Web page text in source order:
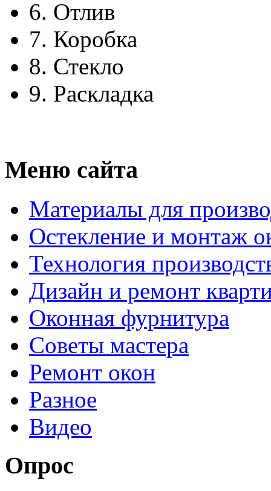
6. Отлив
7. Коробка
8. Стекло
9. Раскладка
Меню сайта
Материалы для
Остекление и монтаж
Технология
Дизайн и ремонт
Оконная фурнитура
Советы мастера
Ремонт окон
Разное
Видео
Опрос